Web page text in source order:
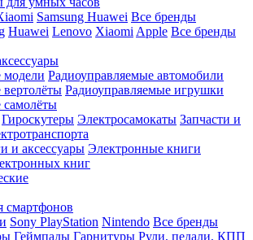
Samsung Huawei Все бренды
Huawei Lenovo Xiaomi Apple Все бренды
модели Радиоуправляемые автомобили
Радиоуправляемые игрушки
самолёты
Гироскутеры Электросамокаты Запчасти и
и аксессуары Электронные книги
книг
смартфонов
Sony PlayStation Nintendo Все бренды
Геймпады Гарнитуры Рули, педали, КПП